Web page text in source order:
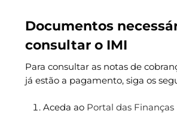
Documentos
consultar o IMI
Para consultar as notas de
já estão a pagamento, siga os
Aceda ao Portal das Finanças